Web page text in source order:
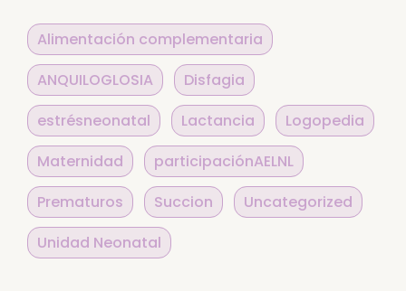
Alimentación complementaria
ANQUILOGLOSIA
Disfagia
estrésneonatal
Lactancia
Logopedia
Maternidad
participaciónAELNL
Prematuros
Succion
Uncategorized
Unidad Neonatal